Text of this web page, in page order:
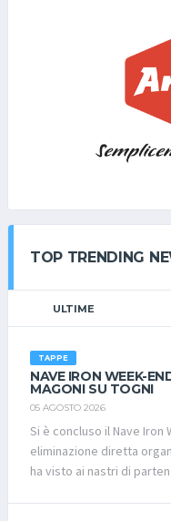
Trattamento in pensione
ombrellone + 2 lettini a camera; 6 -
riservato e non custodito; 7 - Il costo dei campi della
competizione ROYAL
FRIENDS vedi info torneo); 8 - Spogliatori ai campi da
salvo disposizioni differenti per
giorno ( sopra ai 12 anni) a
FRIENDS ha un costo di € 6,00 Non sono ammessi
DOMESTICI. La camera sarà riservata e garantita solo ad
avvenuto pagamento, con
tassativamente ENTRO IL 31.08.2023
(totale per i 2 giorni) Euro 185,00 A
TOP TRENDING
ULTIME
TAPPE
NAVE IRON WEEK-
MAGONI SU TOGNI
05 AGOSTO 2026
Si è concluso il Nave Iron
eliminazione diretta
ha visto ai nastri di